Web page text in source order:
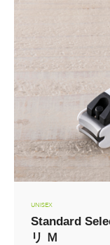
UNISEX
Standard
リ Ｍ